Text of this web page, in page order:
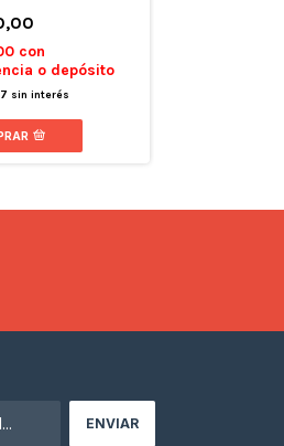
con
o depósito
sin interés